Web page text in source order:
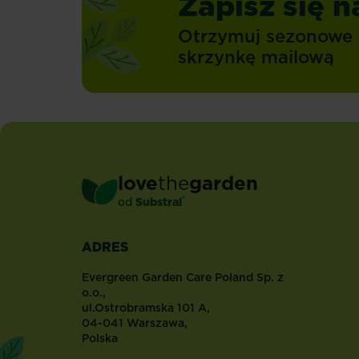
Otrzymuj
skrzynkę mailową
lovethegarden
od Substral®
ADRES
Evergreen Garden Care Poland Sp. z
o.o.,
ul.Ostrobramska 101 A,
04-041 Warszawa,
Polska